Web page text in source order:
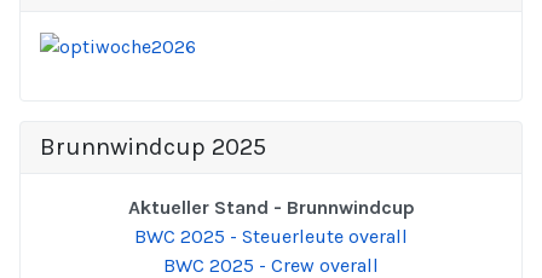
Brunnwindcup 2025
Aktueller Stand - Brunnwindcup
BWC 2025 - Steuerleute overall
BWC 2025 - Crew overall